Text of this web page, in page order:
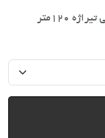
120متر